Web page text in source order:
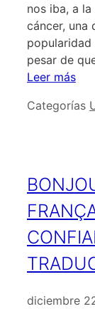
nos iba, a
cáncer, una
popularidad
pesar de
Leer más
Categorías
diciembre